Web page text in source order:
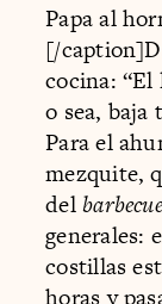
Papa al
[/
cocina:
o sea, baja
Para el
mezquite,
delbarbecue
generales:
costillas
horas y